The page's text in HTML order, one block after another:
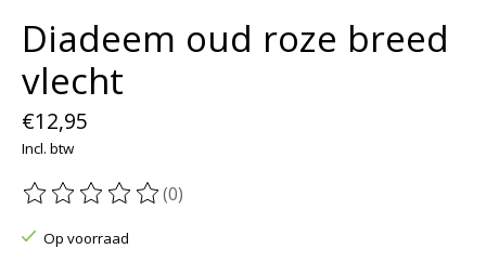
Diadeem oud roze breed
vlecht
€12,95
Incl. btw
De beoordeling van dit product is
(0)
Op voorraad